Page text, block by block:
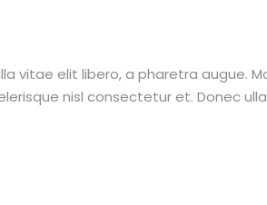
vitae elit libero, a pharetra augue.
nisl consectetur et. Donec